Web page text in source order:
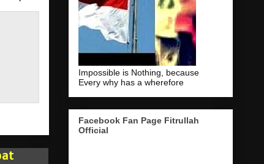
Impossible is Nothing, because
Every why has a wherefore
Facebook Fan Page Fitrullah
Official